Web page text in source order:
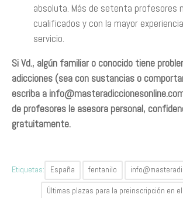
absoluta. Más de setenta profesores
cualificados y con la mayor
servicio.
Si Vd., algún familiar o conocido tiene
adicciones (sea con sustancias o
escriba a
de profesores le asesora personal,
gratuitamente.
Etiquetas: España fentanilo
Últimas plazas para la preinscripción en el